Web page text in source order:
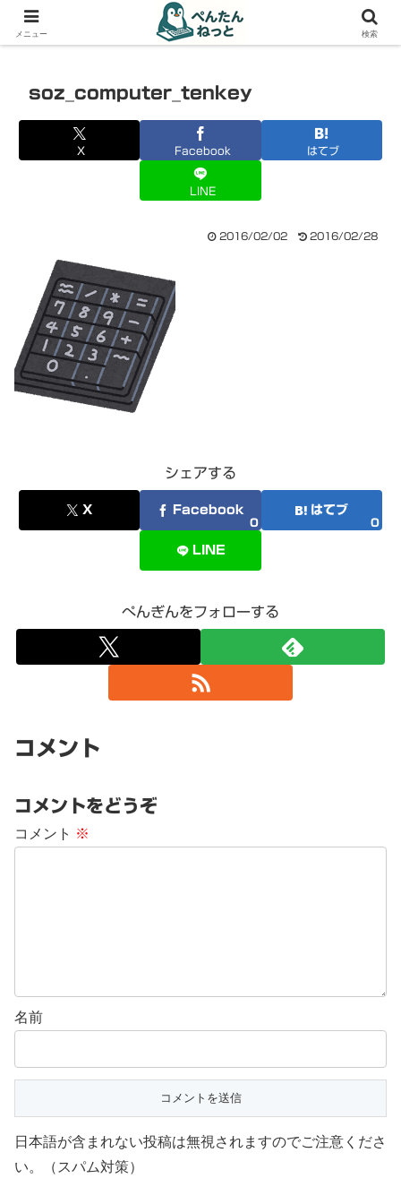
PCやガジェットの備忘録
soz_computer_tenkey
X Facebook はてブ
LINE
2016/02/02 2016/02/28
シェアする
X Facebook
0
はてブ
0
LINE
ぺんぎんをフォローする
コメント
コメントをどうぞ
コメント ※
名前
日本語が含まれない投稿は無視されますのでご注意くださ
い。（スパム対策）
メニュー 検索